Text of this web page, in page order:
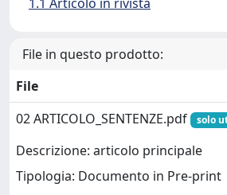
File in questo prodotto:
File
02 ARTICOLO_SENTENZE.pdf
solo
Descrizione: articolo principale
Tipologia: Documento in Pre-print